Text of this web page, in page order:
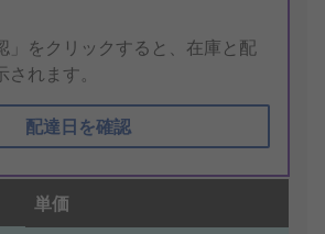
」をクリックすると、在庫と配
れます。
配達日を確認
単価